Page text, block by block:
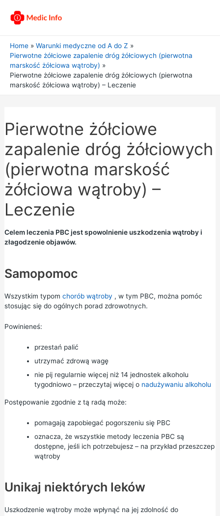
Home
Warunki medyczne od A do Z
Pierwotne żółciowe zapalenie dróg żółciowych (pierwotna
marskość żółciowa wątroby)
Pierwotne żółciowe zapalenie dróg żółciowych (pierwotna
marskość żółciowa wątroby) – Leczenie
Pierwotne żółciowe
zapalenie dróg żółciowych
(pierwotna marskość
żółciowa wątroby) –
Leczenie
Celem leczenia PBC jest spowolnienie uszkodzenia wątroby i
złagodzenie objawów.
Samopomoc
Wszystkim typom chorób wątroby , w tym PBC, można pomóc
stosując się do ogólnych porad zdrowotnych.
Powinieneś:
przestań palić
utrzymać zdrową wagę
nie pij regularnie więcej niż 14 jednostek alkoholu
tygodniowo – przeczytaj więcej o nadużywaniu alkoholu
Postępowanie zgodnie z tą radą może:
pomagają zapobiegać pogorszeniu się PBC
oznacza, że wszystkie metody leczenia PBC są
dostępne, jeśli ich potrzebujesz – na przykład przeszczep
wątroby
Unikaj niektórych leków
Uszkodzenie wątroby może wpłynąć na jej zdolność do